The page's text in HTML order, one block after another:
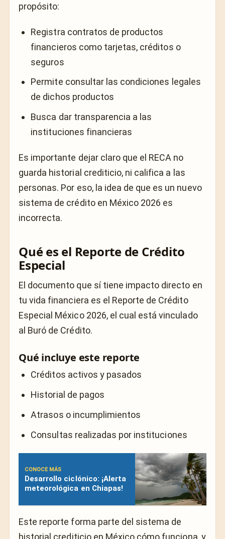
propósito:
Registra contratos de productos
financieros como tarjetas, créditos o
seguros
Permite consultar las condiciones legales
de dichos productos
Busca dar transparencia a las
instituciones financieras
Es importante dejar claro que el RECA no
guarda historial crediticio, ni califica a las
personas. Por eso, la idea de que es un nuevo
sistema de crédito en México 2026 es
incorrecta.
Qué es el Reporte de Crédito
Especial
El documento que sí tiene impacto directo en
tu vida financiera es el Reporte de Crédito
Especial México 2026, el cual está vinculado
al Buró de Crédito.
Qué incluye este reporte
Créditos activos y pasados
Historial de pagos
Atrasos o incumplimientos
Consultas realizadas por instituciones
CONOCE MÁS
Desarrollo ciclónico: ¡Alerta
meteorológica en Chiapas!
Este reporte forma parte del sistema de
historial crediticio en México cómo funciona, y